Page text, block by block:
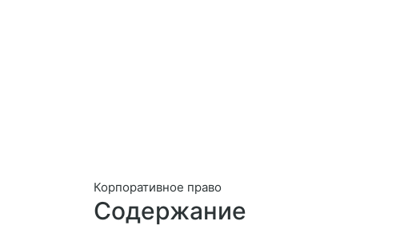
Корпоративное право
Содержание